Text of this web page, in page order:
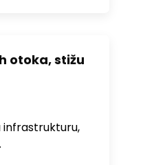
otoka, stižu
infrastrukturu,